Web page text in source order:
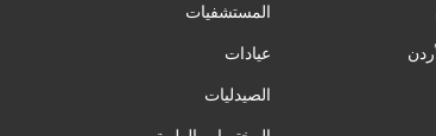
المستشفيات
عيادات
الصيدليات